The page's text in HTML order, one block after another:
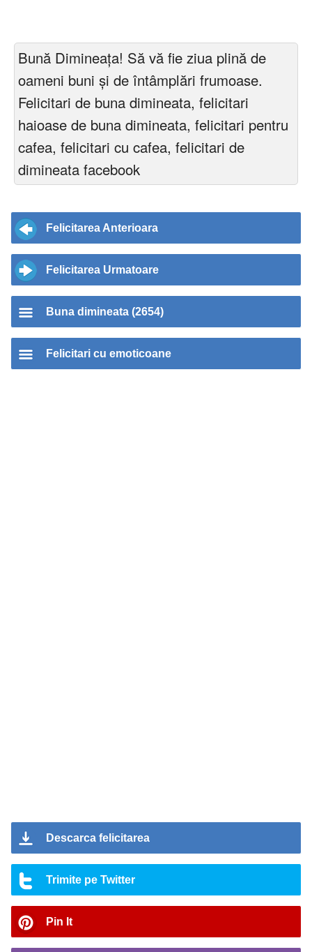
Bună Dimineața! Să vă fie ziua plină de
oameni buni şi de întâmplări frumoase.
Felicitari de buna dimineata, felicitari
haioase de buna dimineata, felicitari pentru
cafea, felicitari cu cafea, felicitari de
dimineata facebook
Felicitarea Anterioara
Felicitarea Urmatoare
Buna dimineata (2654)
Felicitari cu emoticoane
Descarca felicitarea
Trimite pe Twitter
Pin It